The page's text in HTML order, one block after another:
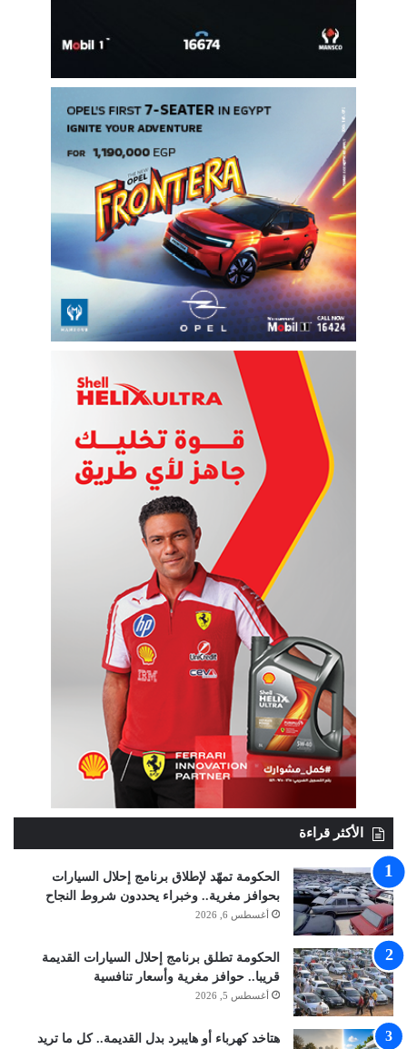
الأكثر قراءة
الحكومة تمهّد لإطلاق برنامج إحلال السيارات
بحوافز مغرية.. وخبراء يحددون شروط النجاح
أغسطس 6, 2026
الحكومة تطلق برنامج إحلال السيارات القديمة
قريبا.. حوافز مغرية وأسعار تنافسية
أغسطس 5, 2026
هتاخد كهرباء أو هايبرد بدل القديمة.. كل ما تريد